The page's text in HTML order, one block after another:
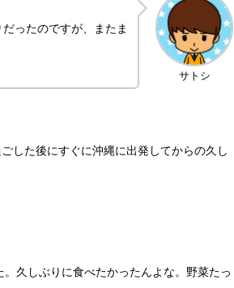
サトシ
ったのですが、またま
した後にすぐに沖縄に出発してからの久し
久しぶりに食べたかったんよな。野菜たっ